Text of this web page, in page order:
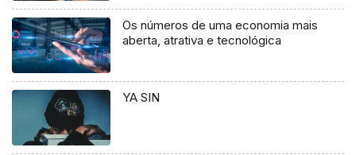
Os números de uma economia mais
aberta, atrativa e tecnológica
YA SIN